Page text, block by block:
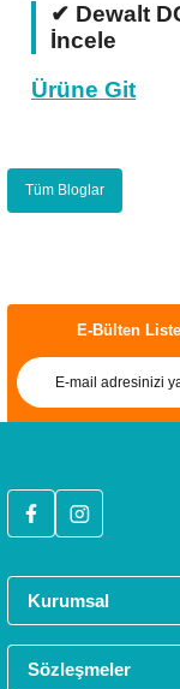
✔ Dewalt
İncele
Ürüne Git
Tüm Bloglar
Türkiye’nin her yerine
HIZLI
Tüm siparişleriniz hızlıca
Tüm verileriniz 256 Bit
E-Bülten
Kurumsal
Sözleşmeler